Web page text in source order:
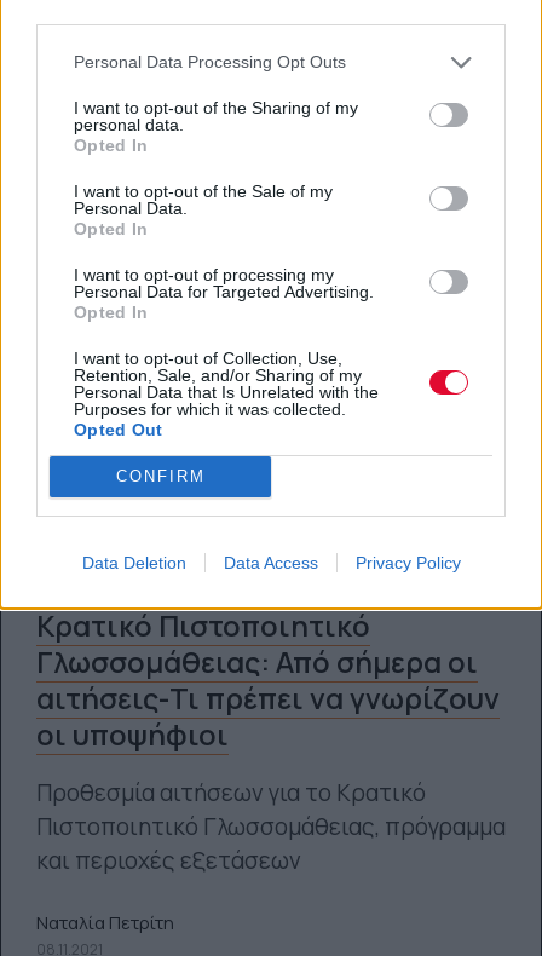
Personal Data Processing Opt Outs
I want to opt-out of the Sharing of my
personal data.
Opted In
I want to opt-out of the Sale of my
Personal Data.
Opted In
I want to opt-out of processing my
Personal Data for Targeted Advertising.
Opted In
I want to opt-out of Collection, Use,
Retention, Sale, and/or Sharing of my
Personal Data that Is Unrelated with the
Purposes for which it was collected.
Opted Out
CONFIRM
Data Deletion Data Access Privacy Policy
Με αφορμή τη διεθνή διάκριση του
Πανεπιστημίου και την κατάκτηση της
Ναταλία Πετρίτη
Κρατικό Πιστοποιητικό
Γλωσσομάθειας: Από σήμερα οι
αιτήσεις-Τι πρέπει να γνωρίζουν
οι υποψήφιοι
Προθεσμία αιτήσεων για το Κρατικό
Πιστοποιητικό Γλωσσομάθειας, πρόγραμμα
και περιοχές εξετάσεων
Ναταλία Πετρίτη
08.11.2021